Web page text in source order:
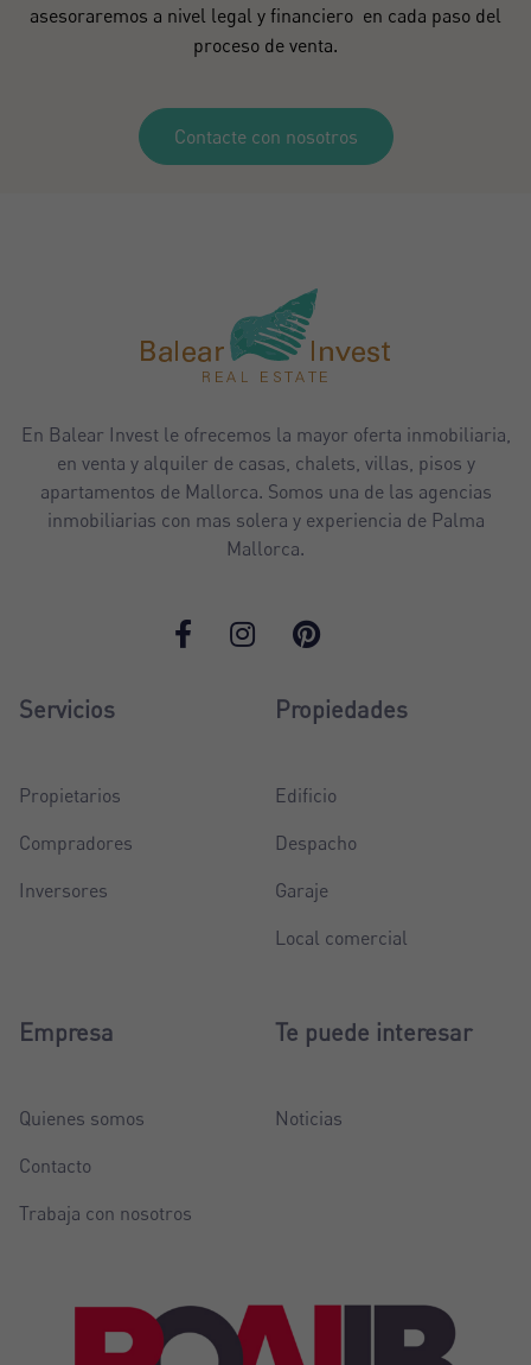
asesoraremos a nivel legal y financiero en cada paso del
proceso de venta.
Contacte con nosotros
En Balear Invest le ofrecemos la mayor oferta inmobiliaria,
en venta y alquiler de casas, chalets, villas, pisos y
apartamentos de Mallorca. Somos una de las agencias
inmobiliarias con mas solera y experiencia de Palma
Mallorca.
Servicios
Propietarios
Compradores
Inversores
Propiedades
Edificio
Despacho
Garaje
Local comercial
Empresa
Quienes somos
Contacto
Trabaja con nosotros
Te puede interesar
Noticias